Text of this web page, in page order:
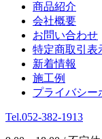
商品紹介
会社概要
お問い合わせ
特定商取引表
新着情報
施工例
プライバシー
Tel.052-382-1913